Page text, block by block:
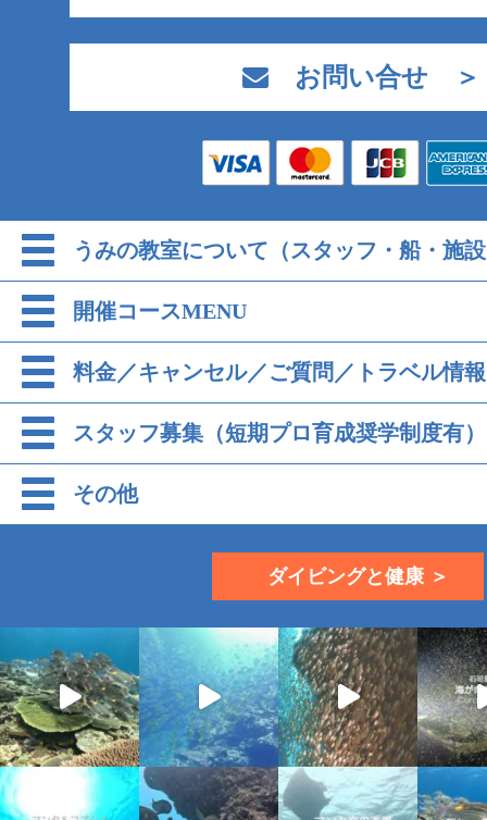
お問い合せ ＞
うみの教室について（スタッフ・船・施
開催コースMENU
料金／キャンセル／ご質問／トラベル情報
スタッフ募集（短期プロ育成奨学制度有）
その他
ダイビングと健康 ＞